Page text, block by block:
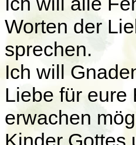
Worten der
sprechen.
Ich will
Liebe für
erwachen
Kinder Gottes